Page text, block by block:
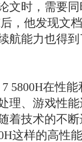
文时，需要
，他发现文
航能力也得
5800H在性
理、游戏性
着技术的不
这样的高性